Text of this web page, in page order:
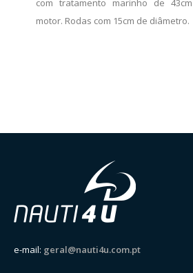
com tratamento marinho de
motor. Rodas com 15cm de diâmetro.
e-mail: geral@nauti4u.com.pt